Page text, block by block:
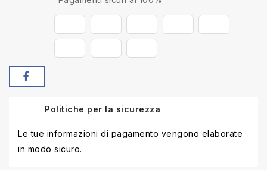
Politiche per la sicurezza
Le tue informazioni di pagamento vengono elaborate
in modo sicuro.